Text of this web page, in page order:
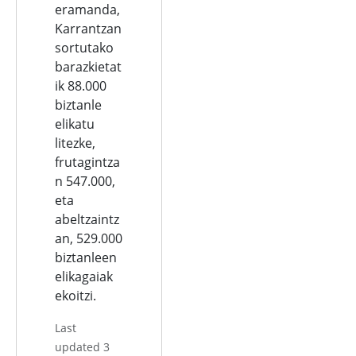
eramanda,
Karrantzan
sortutako
barazkietat
ik 88.000
biztanle
elikatu
litezke,
frutagintza
n 547.000,
eta
abeltzaintz
an, 529.000
biztanleen
elikagaiak
ekoitzi.
Last
updated 3